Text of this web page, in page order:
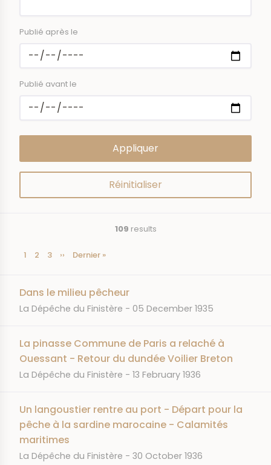
Publié après le
Publié avant le
109 results
Pagination
Current
1 Page
2 Page
3
Next
››
Last
Dernier »
Dans le milieu pêcheur
JOURNAL
La Dépêche du Finistère DATE
05 December 1935
La pinasse Commune de Paris a relaché à
Ouessant - Retour du dundée Voilier Breton
JOURNAL
La Dépêche du Finistère DATE
13 February 1936
Un langoustier rentre au port - Départ pour la
pêche à la sardine marocaine - Calamités
maritimes
JOURNAL
La Dépêche du Finistère DATE
30 October 1936